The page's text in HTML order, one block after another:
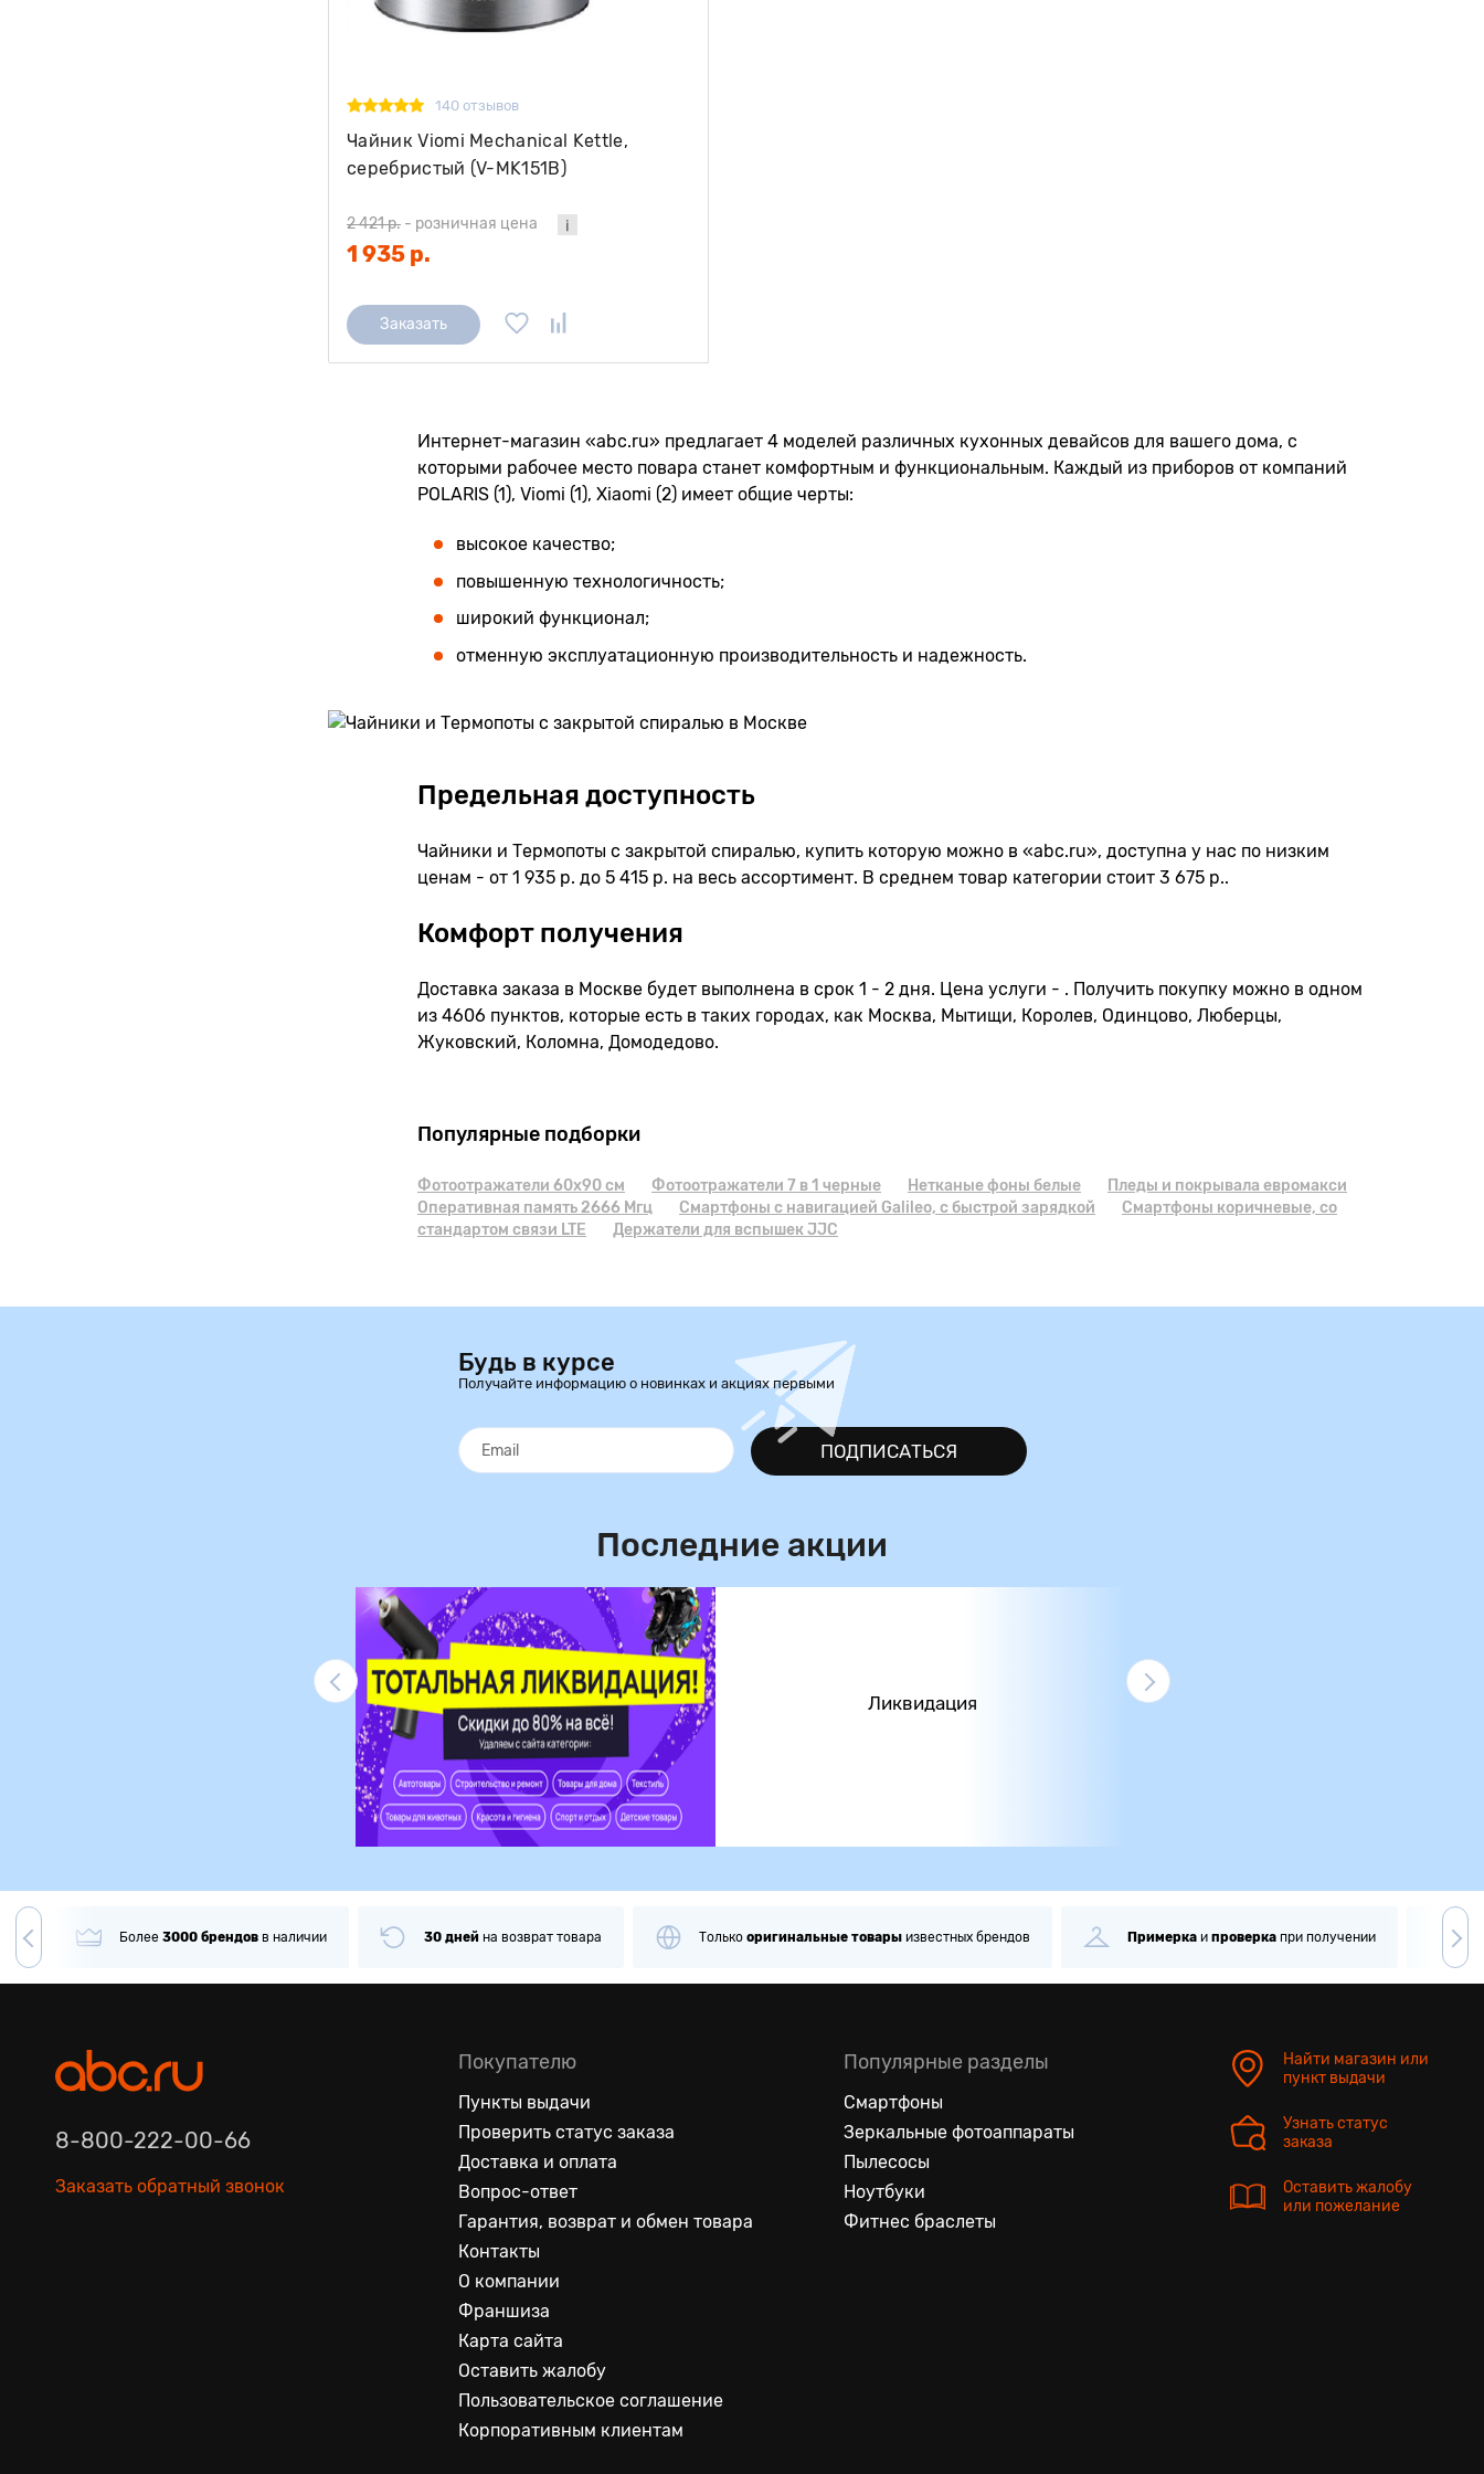
140 отзывов
Чайник Viomi Mechanical Kettle,
серебристый (V-MK151B)
2 421 р. - розничная цена
1 935 р.
Заказать
Интернет-магазин «abc.ru» предлагает 4 моделей различных кухонных девайсов для вашего дома, с
которыми рабочее место повара станет комфортным и функциональным. Каждый из приборов от компаний
POLARIS (1), Viomi (1), Xiaomi (2) имеет общие черты:
высокое качество;
повышенную технологичность;
широкий функционал;
отменную эксплуатационную производительность и надежность.
Предельная доступность
Чайники и Термопоты с закрытой спиралью, купить которую можно в «abc.ru», доступна у нас по низким
ценам - от 1 935 р. до 5 415 р. на весь ассортимент. В среднем товар категории стоит 3 675 р..
Комфорт получения
Доставка заказа в Москве будет выполнена в срок 1 - 2 дня. Цена услуги - . Получить покупку можно в одном
из 4606 пунктов, которые есть в таких городах, как Москва, Мытищи, Королев, Одинцово, Люберцы,
Жуковский, Коломна, Домодедово.
Популярные подборки
Фотоотражатели 60х90 см Фотоотражатели 7 в 1 черные Нетканые фоны белые
Пледы и покрывала евромакси
Оперативная память 2666 Мгц
Смартфоны с навигацией Galileo, с быстрой зарядкой
Смартфоны коричневые, cо
стандартом связи LTE
Держатели для вспышек JJC
Будь в курсе
Получайте информацию о новинках и акциях первыми
ПОДПИСАТЬСЯ
Последние акции
Ликвидация
Более 3000 брендов в наличии 30 дней на возврат товара Только оригинальные товары известных брендов Примерка и проверка при получении
8-800-222-00-66
Заказать обратный звонок
Покупателю
Пункты выдачи
Проверить статус заказа
Доставка и оплата
Вопрос-ответ
Гарантия, возврат и обмен товара
Контакты
О компании
Франшиза
Карта сайта
Оставить жалобу
Пользовательское соглашение
Корпоративным клиентам
Популярные разделы
Смартфоны
Зеркальные фотоаппараты
Пылесосы
Ноутбуки
Фитнес браслеты
Найти магазин или
пункт выдачи
Узнать статус
заказа
Оставить жалобу
или пожелание